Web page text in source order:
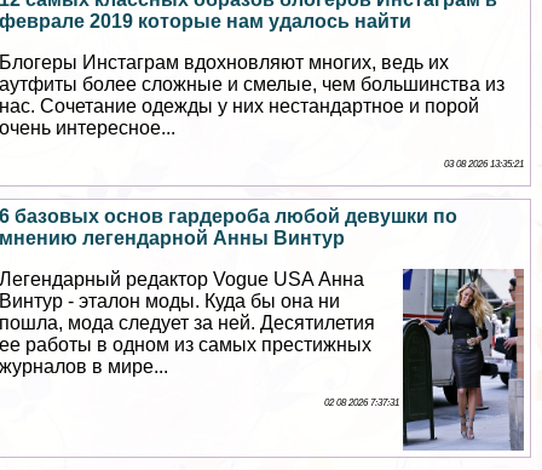
феврале 2019 которые нам удалось найти
Блогеры Инстаграм вдохновляют многих, ведь их
аутфиты более сложные и смелые, чем большинства из
нас. Сочетание одежды у них нестандартное и порой
очень интересное...
03 08 2026 13:35:21
6 базовых основ гардероба любой дeвyшки по
мнению легендарной Анны Винтур
Легендарный редактор Vogue USA Анна
Винтур - эталон моды. Куда бы она ни
пошла, мода следует за ней. Десятилетия
ее работы в одном из самых престижных
журналов в мире...
02 08 2026 7:37:31